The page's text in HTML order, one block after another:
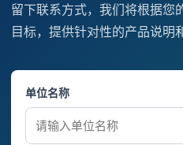
留下联系方式，我们将根据您
目标，提供针对性的产品说明
单位名称